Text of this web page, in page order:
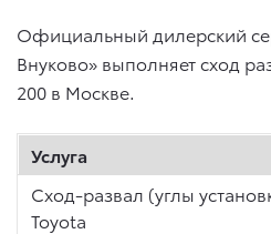
Официальный дилерский
Внуково» выполняет сход
200 в Москве.
Услуга
Сход-развал (углы
Toyota